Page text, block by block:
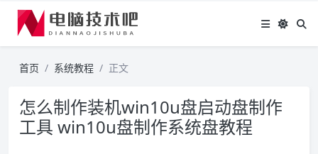
首页 系统教程 正文
怎么制作装机win10u盘启动盘制作
工具 win10u盘制作系统盘教程